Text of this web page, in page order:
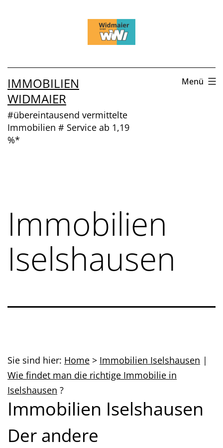
IMMOBILIEN
WIDMAIER
#übereintausend vermittelte
Immobilien # Service ab 1,19
%*
Menü
Immobilien
Iselshausen
Sie sind hier: Home > Immobilien Iselshausen |
Wie findet man die richtige Immobilie in
Iselshausen ?
Immobilien Iselshausen
Der andere